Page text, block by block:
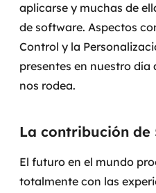
aplicarse y muchas de
de software. Aspectos
Control y la
presentes en nuestro día
nos rodea.
La contribución de
El futuro en el mundo
totalmente con las